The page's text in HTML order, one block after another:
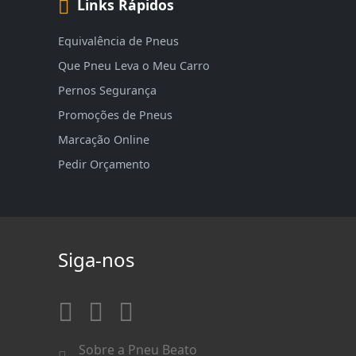
Links Rápidos
Equivalência de Pneus
Que Pneu Leva o Meu Carro
Pernos Segurança
Promoções de Pneus
Marcação Online
Pedir Orçamento
Siga-nos
Sobre a Pneu Beato